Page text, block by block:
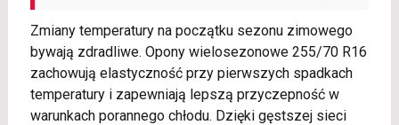
Zmiany temperatury na początku sezonu zimowego
bywają zdradliwe. Opony wielosezonowe 255/70 R16
zachowują elastyczność przy pierwszych spadkach
temperatury i zapewniają lepszą przyczepność w
warunkach porannego chłodu. Dzięki gęstszej sieci